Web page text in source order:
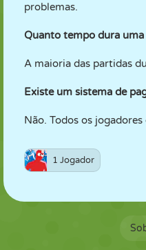
problemas.
Quanto tempo dura
A maioria das partidas
Existe um sistema de
Não. Todos os
1 Jogador